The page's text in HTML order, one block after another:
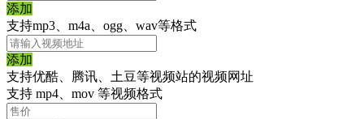
添加
支持mp3、m4a、ogg、wav等格式
添加
支持优酷、腾讯、土豆等视频站的视频网址
支持 mp4、mov 等视频格式